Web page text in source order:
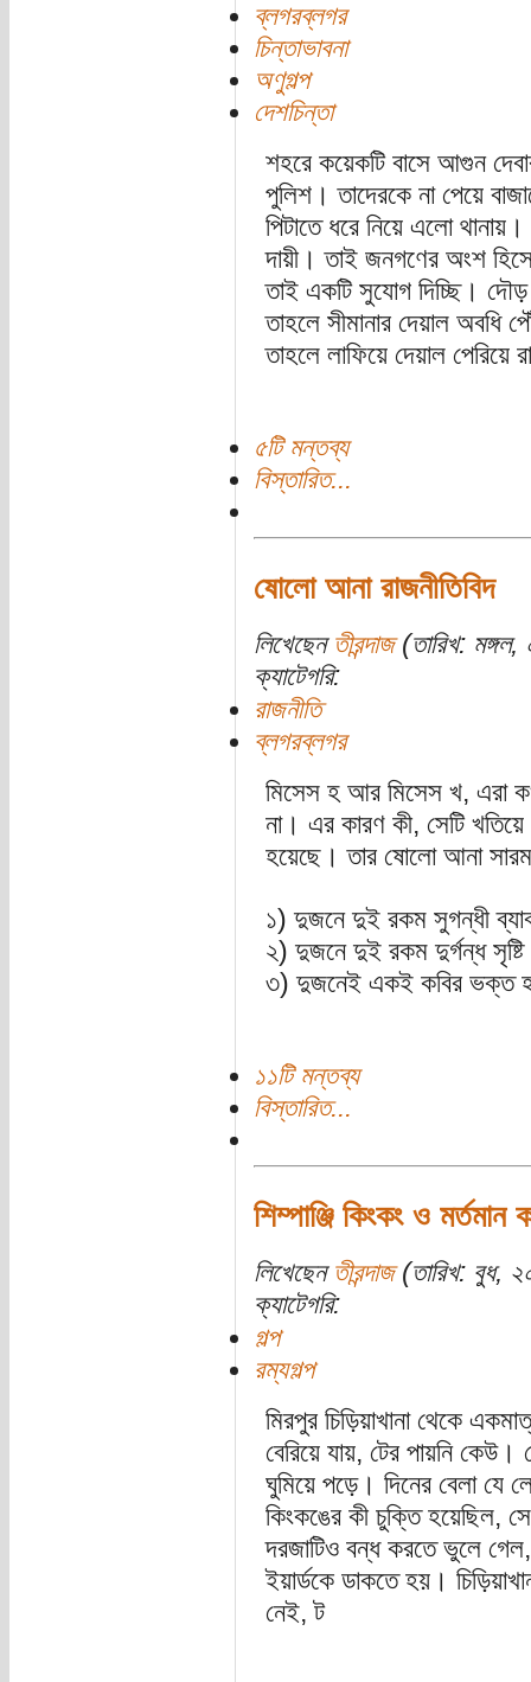
ব্লগরব্লগর
চিন্তাভাবনা
অণুগল্প
দেশচিন্তা
শহরে কয়েকটি বাসে আগুন
পুলিশ। তাদেরকে না পেয়ে
পিটাতে ধরে নিয়ে এলো
দায়ী। তাই জনগণের অংশ
তাই একটি সুযোগ দিচ্ছি।
তাহলে সীমানার দেয়াল অবধি
তাহলে লাফিয়ে দেয়াল পেরিয়ে রা
৫টি মন্তব্য
বিস্তারিত...
ষোলো আনা রাজনীতিবিদ
লিখেছেন তীরন্দাজ(তারিখ:
ক্যাটেগরি:
রাজনীতি
ব্লগরব্লগর
মিসেস হ আর মিসেস খ, এরা
না। এর কারণ কী, সেটি খতিয়ে
হয়েছে। তার ষোলো আনা
১) দুজনে দুই রকম সুগন্ধী
২) দুজনে দুই রকম দুর্গন্ধ
৩) দুজনেই একই কবির ভক্ত
১১টি মন্তব্য
বিস্তারিত...
শিম্পাঞ্জি কিংকং ও মর্তমান
লিখেছেন তীরন্দাজ(তারিখ: বুধ,
ক্যাটেগরি:
গল্প
রম্যগল্প
মিরপুর চিড়িয়াখানা থেকে
বেরিয়ে যায়, টের পায়নি কেউ।
ঘুমিয়ে পড়ে। দিনের বেলা যে
কিংকঙের কী চুক্তি হয়েছিল,
দরজাটিও বন্ধ করতে ভুলে
ইয়ার্ডকে ডাকতে হয়।
নেই, ট